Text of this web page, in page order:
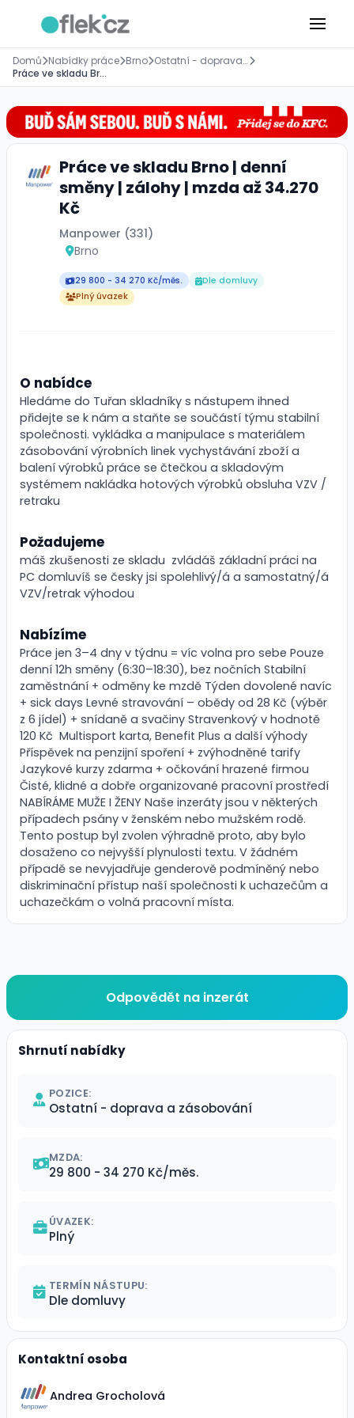
Domů Nabídky práce Brno
Ostatní - doprava a zásobování
Práce ve skladu Brno | denní směny | zálohy | mzda až 34.270 Kč
Práce ve skladu Brno | denní
směny | zálohy | mzda až 34.270
Kč
Manpower (331)
Brno
29 800 - 34 270 Kč/měs.
Dle domluvy
Plný úvazek
O nabídce
Hledáme do Tuřan skladníky s nástupem ihned
přidejte se k nám a staňte se součástí týmu stabilní
společnosti. vykládka a manipulace s materiálem
zásobování výrobních linek vychystávání zboží a
balení výrobků práce se čtečkou a skladovým
systémem nakládka hotových výrobků obsluha VZV /
retraku
Požadujeme
máš zkušenosti ze skladu zvládáš základní práci na
PC domluvíš se česky jsi spolehlivý/á a samostatný/á
VZV/retrak výhodou
Nabízíme
Práce jen 3–4 dny v týdnu = víc volna pro sebe Pouze
denní 12h směny (6:30–18:30), bez nočních Stabilní
zaměstnání + odměny ke mzdě Týden dovolené navíc
+ sick days Levné stravování – obědy od 28 Kč (výběr
z 6 jídel) + snídaně a svačiny Stravenkový v hodnotě
120 Kč Multisport karta, Benefit Plus a další výhody
Příspěvek na penzijní spoření + zvýhodněné tarify
Jazykové kurzy zdarma + očkování hrazené firmou
Čisté, klidné a dobře organizované pracovní prostředí
NABÍRÁME MUŽE I ŽENY Naše inzeráty jsou v některých
případech psány v ženském nebo mužském rodě.
Tento postup byl zvolen výhradně proto, aby bylo
dosaženo co nejvyšší plynulosti textu. V žádném
případě se nevyjadřuje genderově podmíněný nebo
diskriminační přístup naší společnosti k uchazečům a
uchazečkám o volná pracovní místa.
Odpovědět na inzerát
Shrnutí nabídky
POZICE:
Ostatní - doprava a zásobování
MZDA:
29 800 - 34 270 Kč/měs.
ÚVAZEK:
Plný
TERMÍN NÁSTUPU:
Dle domluvy
Kontaktní osoba
Andrea Grocholová